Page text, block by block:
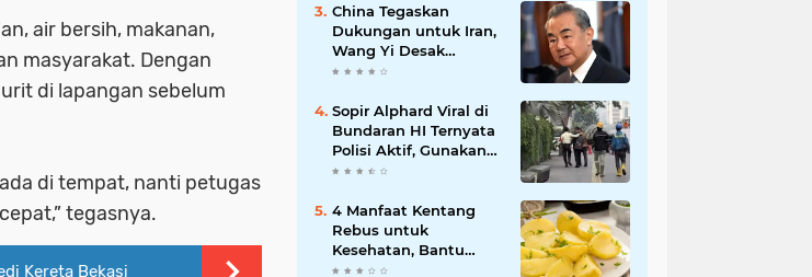
air bersih, makanan,
masyarakat. Dengan
di lapangan sebelum
di tempat, nanti petugas
tegasnya.
Kereta Bekasi
Puncaki Top Skor
China Tegaskan
Dukungan untuk Iran,
Wang Yi Desak
Perdamaian Timur
Ketegangan dengan
AS
Sopir Alphard Viral di
Bundaran HI Ternyata
Polisi Aktif, Gunakan
Pelat Palsu dan Kena
4 Manfaat Kentang
Rebus untuk
Kesehatan, Bantu
Turunkan Berat Badan